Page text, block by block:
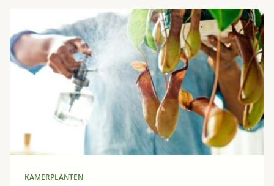
Bestel nu
Abonneer
KAMERPLANTEN